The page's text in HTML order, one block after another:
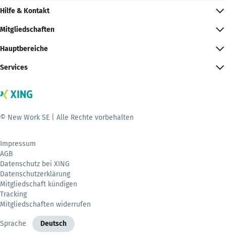
Hilfe & Kontakt
Mitgliedschaften
Hauptbereiche
Services
© New Work SE | Alle Rechte vorbehalten
Impressum
AGB
Datenschutz bei XING
Datenschutzerklärung
Mitgliedschaft kündigen
Tracking
Mitgliedschaften widerrufen
Sprache Deutsch